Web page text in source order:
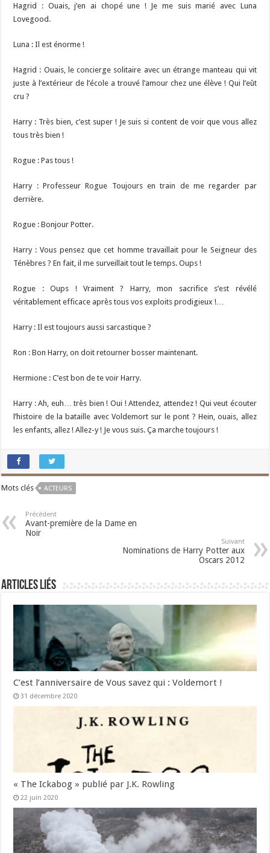
Hagrid : Ouais, j’en ai chopé une ! Je me suis marié avec Luna
Lovegood.
Luna : Il est énorme !
Hagrid : Ouais, le concierge solitaire avec un étrange manteau qui vit
juste à l’extérieur de l’école a trouvé l’amour chez une élève ! Qui l’eût
cru ?
Harry : Très bien, c’est super ! Je suis si content de voir que vous allez
tous très bien !
Rogue : Pas tous !
Harry : Professeur Rogue Toujours en train de me regarder par
derrière.
Rogue : Bonjour Potter.
Harry : Vous pensez que cet homme travaillait pour le Seigneur des
Ténèbres ? En fait, il me surveillait tout le temps. Oups !
Rogue : Oups ! Vraiment ? Harry, mon sacrifice s’est révélé
véritablement efficace après tous vos exploits prodigieux !…
Harry : Il est toujours aussi sarcastique ?
Ron : Bon Harry, on doit retourner bosser maintenant.
Hermione : C’est bon de te voir Harry.
Harry : Ah, euh… très bien ! Oui ! Attendez, attendez ! Qui veut écouter
l’histoire de la bataille avec Voldemort sur le pont ? Hein, ouais, allez
les enfants, allez ! Allez-y ! Je vous suis. Ça marche toujours !
Mots clés ACTEURS
Précédent
Avant-première de la Dame en
Noir
Suivant
Nominations de Harry Potter aux
Oscars 2012
Articles liés
C’est l’anniversaire de Vous savez qui : Voldemort !
31 décembre 2020
« The Ickabog » publié par J.K. Rowling
22 juin 2020